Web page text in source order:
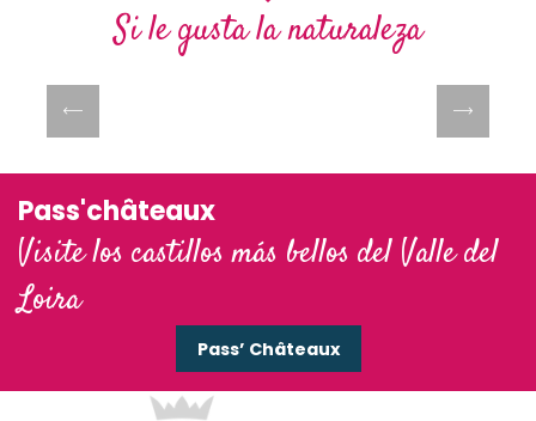
Si le gusta la naturaleza
Pass'châteaux
Visite los castillos más bellos del Valle del
Loira
Pass’ Châteaux